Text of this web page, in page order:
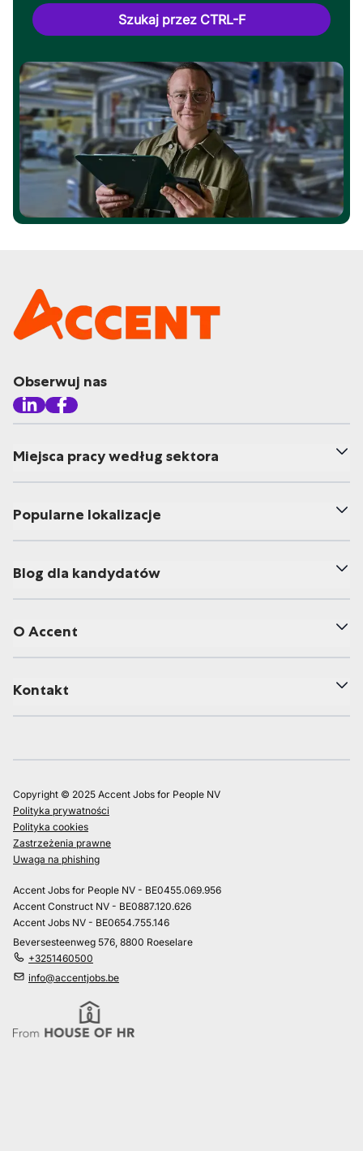
Szukaj przez CTRL-F
Obserwuj nas
Miejsca pracy według sektora
Popularne lokalizacje
Blog dla kandydatów
O Accent
Kontakt
Copyright © 2025 Accent Jobs for People NV
Polityka prywatności
Polityka cookies
Zastrzeżenia prawne
Uwaga na phishing
Accent Jobs for People NV - BE0455.069.956
Accent Construct NV - BE0887.120.626
Accent Jobs NV - BE0654.755.146
Beversesteenweg 576, 8800 Roeselare
+3251460500
info@accentjobs.be